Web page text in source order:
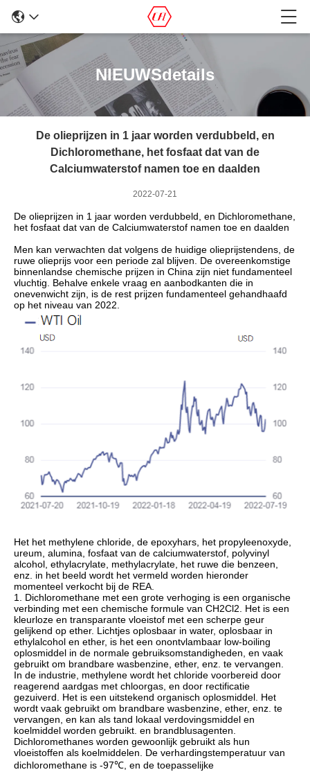
NIEUWSdetails
De olieprijzen in 1 jaar worden verdubbeld, en
Dichloromethane, het fosfaat dat van de
Calciumwaterstof namen toe en daalden
2022-07-21
De olieprijzen in 1 jaar worden verdubbeld, en Dichloromethane,
het fosfaat dat van de Calciumwaterstof namen toe en daalden
Men kan verwachten dat volgens de huidige olieprijstendens, de
ruwe olieprijs voor een periode zal blijven. De overeenkomstige
binnenlandse chemische prijzen in China zijn niet fundamenteel
vluchtig. Behalve enkele vraag en aanbodkanten die in
onevenwicht zijn, is de rest prijzen fundamenteel gehandhaafd
op het niveau van 2022.
Het het methylene chloride, de epoxyhars, het propyleenoxyde,
ureum, alumina, fosfaat van de calciumwaterstof, polyvinyl
alcohol, ethylacrylate, methylacrylate, het ruwe die benzeen,
enz. in het beeld wordt het vermeld worden hieronder
momenteel verkocht bij de REA.
1. Dichloromethane met een grote verhoging is een organische
verbinding met een chemische formule van CH2Cl2. Het is een
kleurloze en transparante vloeistof met een scherpe geur
gelijkend op ether. Lichtjes oplosbaar in water, oplosbaar in
ethylalcohol en ether, is het een onontvlambaar low-boiling
oplosmiddel in de normale gebruiksomstandigheden, en vaak
gebruikt om brandbare wasbenzine, ether, enz. te vervangen.
In de industrie, methylene wordt het chloride voorbereid door
reagerend aardgas met chloorgas, en door rectificatie
gezuiverd. Het is een uitstekend organisch oplosmiddel. Het
wordt vaak gebruikt om brandbare wasbenzine, ether, enz. te
vervangen, en kan als tand lokaal verdovingsmiddel en
koelmiddel worden gebruikt. en brandblusagenten.
Dichloromethanes worden gewoonlijk gebruikt als hun
vloeistoffen als koelmiddelen. De verhardingstemperatuur van
dichloromethane is -97℃, en de toepasselijke